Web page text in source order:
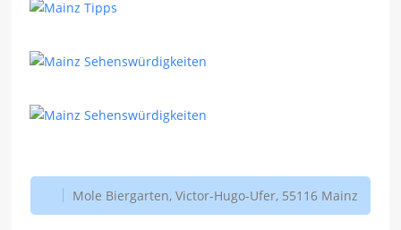
Mole Biergarten, Victor-Hugo-Ufer, 55116 Mainz